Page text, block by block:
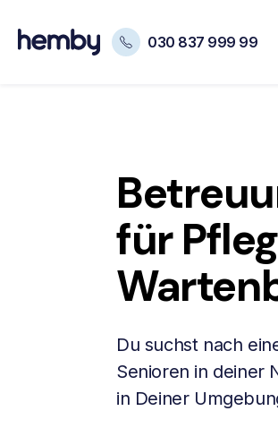
030 837 999 99
für
Du suchst nach
Senioren in deiner
in Deiner